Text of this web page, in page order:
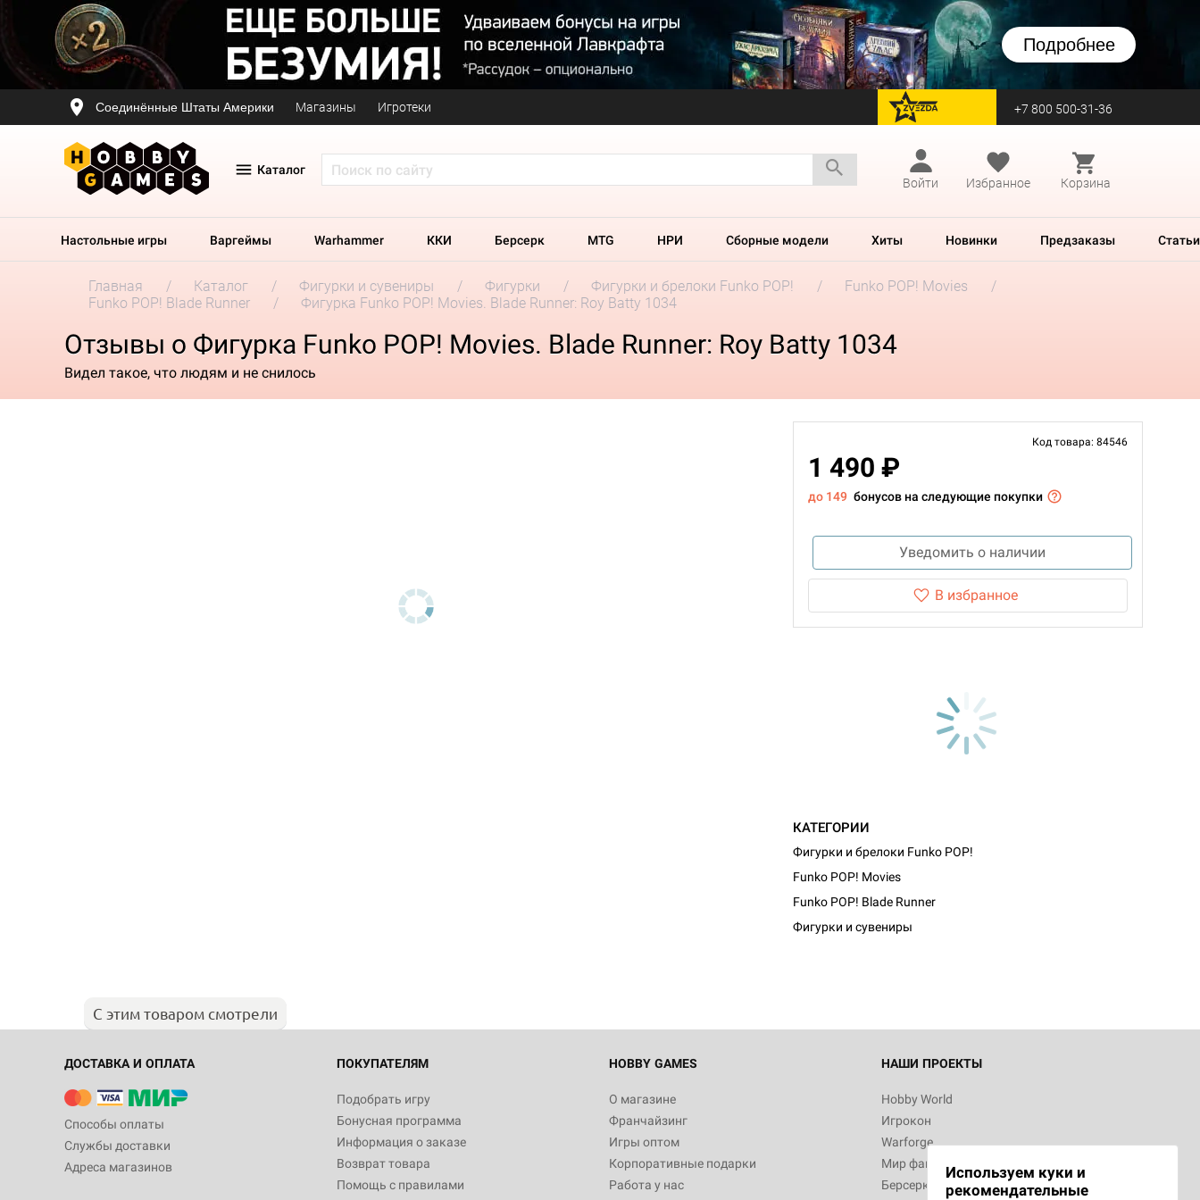
Подробнее
Соединённые Штаты Америки Магазины Игротеки перейти на Zvezda +7 800 500-31-36
Каталог
Войти
Избранное Корзина
Настольные игры Варгеймы Warhammer ККИ Берсерк MTG НРИ Сборные модели Хиты Новинки Предзаказы Статьи
Главная Каталог Фигурки и сувениры Фигурки Фигурки и брелоки Funko POP!
Funko POP! Movies
Funko POP! Blade Runner
Фигурка Funko POP! Movies. Blade Runner: Roy Batty 1034
Отзывы о Фигурка Funko POP! Movies. Blade Runner: Roy Batty 1034
Видел такое, что людям и не снилось
Код товара: 84546
1 490 ₽
до 149 бонусов на следующие покупки
Уведомить о наличии
В избранное
КАТЕГОРИИ
Фигурки и брелоки Funko POP!
Funko POP! Movies
Funko POP! Blade Runner
Фигурки и сувениры
С этим товаром смотрели
ДОСТАВКА И ОПЛАТА
Способы оплаты
Службы доставки
Адреса магазинов
ПОКУПАТЕЛЯМ
Подобрать игру
Бонусная программа
Информация о заказе
Возврат товара
Помощь с правилами
HOBBY GAMES
О магазине
Франчайзинг
Игры оптом
Корпоративные подарки
Работа у нас
НАШИ ПРОЕКТЫ
Hobby World
Игрокон
Warforge
Мир фантастики
Берсерк
Используем куки и
рекомендательные